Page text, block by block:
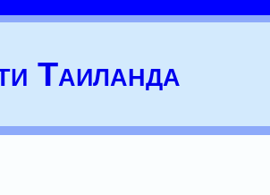
Таиланда